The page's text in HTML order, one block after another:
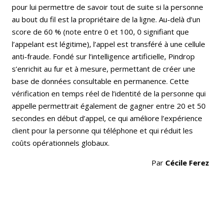
pour lui permettre de savoir tout de suite si la personne
au bout du fil est la propriétaire de la ligne. Au-delà d’un
score de 60 % (note entre 0 et 100, 0 signifiant que
l’appelant est légitime), l’appel est transféré à une cellule
anti-fraude. Fondé sur l’intelligence artificielle, Pindrop
s’enrichit au fur et à mesure, permettant de créer une
base de données consultable en permanence. Cette
vérification en temps réel de l’identité de la personne qui
appelle permettrait également de gagner entre 20 et 50
secondes en début d’appel, ce qui améliore l’expérience
client pour la personne qui téléphone et qui réduit les
coûts opérationnels globaux.
Par Cécile Ferez